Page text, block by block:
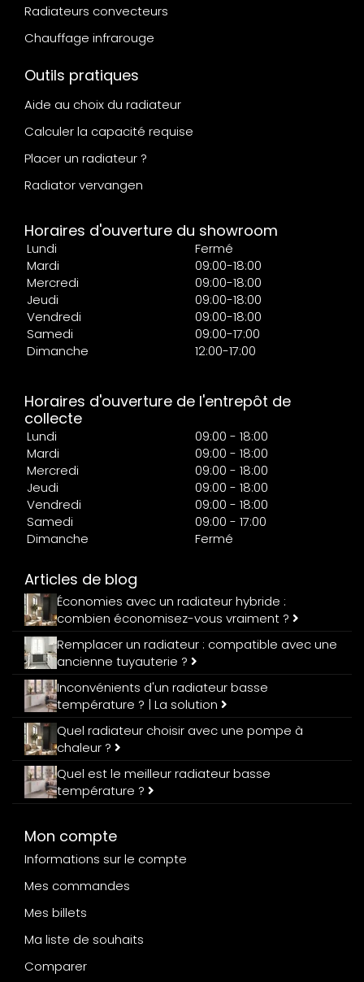
Radiateurs convecteurs
Chauffage infrarouge
Outils pratiques
Aide au choix du radiateur
Calculer la capacité requise
Placer un radiateur ?
Radiator vervangen
Horaires d'ouverture du showroom
Lundi
Fermé
Mardi
09:00-18:00
Mercredi
09:00-18:00
Jeudi
09:00-18:00
Vendredi
09:00-18:00
Samedi
09:00-17:00
Dimanche
12:00-17:00
Horaires d'ouverture de l'entrepôt de
collecte
Lundi
09:00 - 18:00
Mardi
09:00 - 18:00
Mercredi
09:00 - 18:00
Jeudi
09:00 - 18:00
Vendredi
09:00 - 18:00
Samedi
09:00 - 17:00
Dimanche
Fermé
Articles de blog
Économies avec un radiateur hybride :
combien économisez-vous vraiment ?
Remplacer un radiateur : compatible avec une
ancienne tuyauterie ?
Inconvénients d'un radiateur basse
température ? | La solution
Quel radiateur choisir avec une pompe à
chaleur ?
Quel est le meilleur radiateur basse
température ?
Mon compte
Informations sur le compte
Mes commandes
Mes billets
Ma liste de souhaits
Comparer